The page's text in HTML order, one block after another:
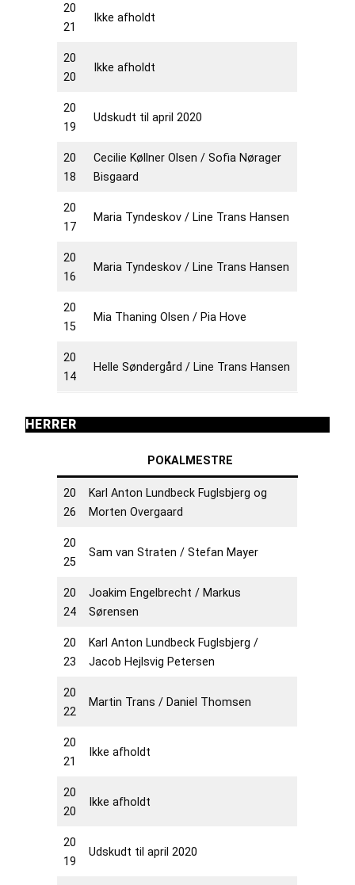
20
21
Ikke afholdt
20
20
Ikke afholdt
20
19
Udskudt til april 2020
20
18
Cecilie Køllner Olsen / Sofia Nørager
Bisgaard
20
17
Maria Tyndeskov / Line Trans Hansen
20
16
Maria Tyndeskov / Line Trans Hansen
20
15
Mia Thaning Olsen / Pia Hove
20
14
Helle Søndergård / Line Trans Hansen
HERRER
POKALMESTRE
20
26
Karl Anton Lundbeck Fuglsbjerg og
Morten Overgaard
20
25
Sam van Straten / Stefan Mayer
20
24
Joakim Engelbrecht / Markus
Sørensen
20
23
Karl Anton Lundbeck Fuglsbjerg /
Jacob Hejlsvig Petersen
20
22
Martin Trans / Daniel Thomsen
20
21
Ikke afholdt
20
20
Ikke afholdt
20
19
Udskudt til april 2020